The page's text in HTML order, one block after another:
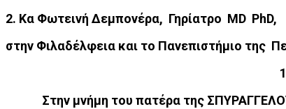
2. Κα Φωτεινή Δεμπονέρα, Γηρίατρο MD PhD,
στην Φιλαδέλφεια και το Πανεπιστήμιο της
Στην μνήμη του πατέρα της